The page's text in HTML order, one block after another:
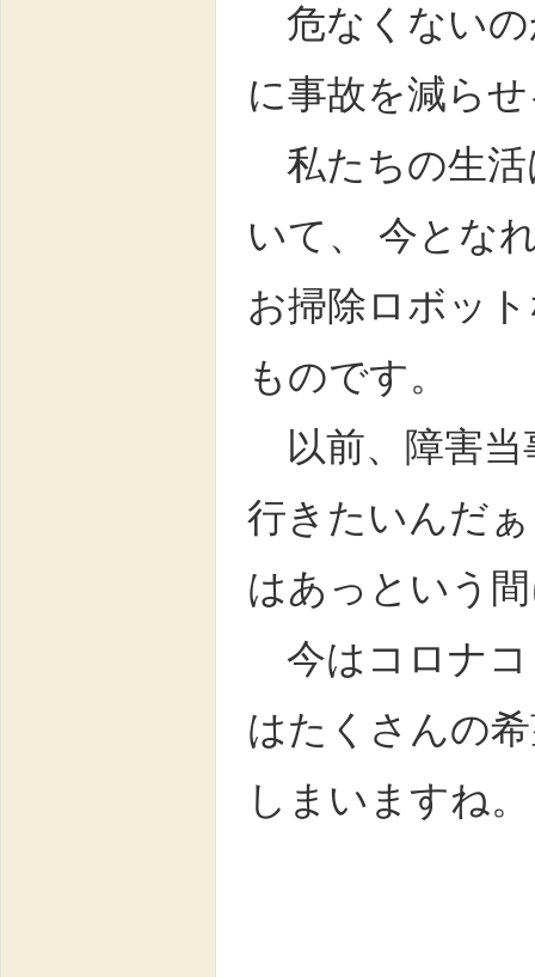
危なくないの
に事故を減ら
私たちの生活
いて、 今とな
お掃除ロボッ
ものです。
以前、障害当
行きたいんだ
はあっという
今はコロナコ
はたくさんの
しまいますね。